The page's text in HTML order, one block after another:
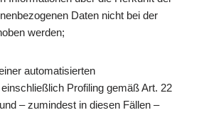
Daten nicht bei der
werden;
automatisierten
Profiling gemäß Art. 22
– zumindest in diesen Fällen –